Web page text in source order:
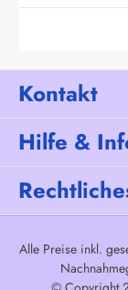
Kontakt
Hilfe &
Alle Preise inkl.